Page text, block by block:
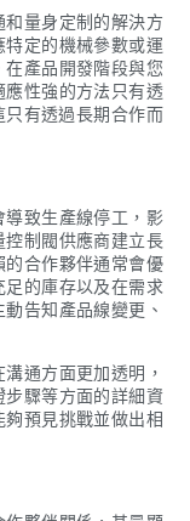
量身定制的解決方
定的機械參數或運
產品開發階段與您
性強的方法只有透
有透過長期合作而
致生產線停工，影
制閥供應商建立長
合作夥伴通常會優
的庫存以及在需求
告知產品線變更、
通方面更加透明，
驟等方面的詳細資
預見挑戰並做出相